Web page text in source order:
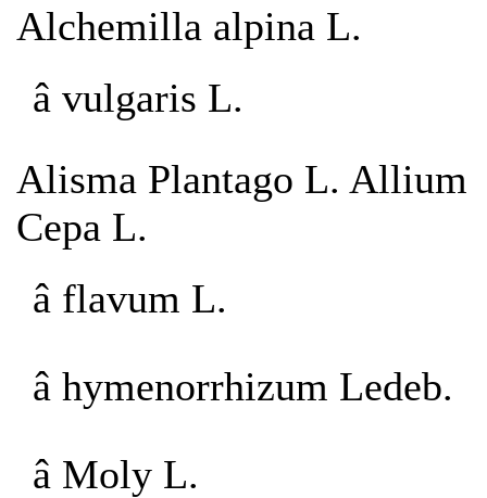
Alchemilla alpina L.
â vulgaris L.
Alisma Plantago L. Allium
Cepa L.
â flavum L.
â hymenorrhizum Ledeb.
â Moly L.